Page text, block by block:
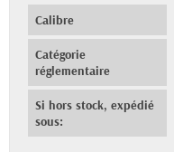
Calibre
Catégorie
réglementaire
Si hors stock, expédié
sous: